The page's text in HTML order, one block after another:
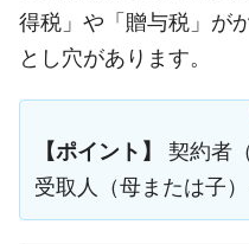
得税」や「贈与税」が
とし穴があります。
【ポイント】
契約者
受取人（母または子）